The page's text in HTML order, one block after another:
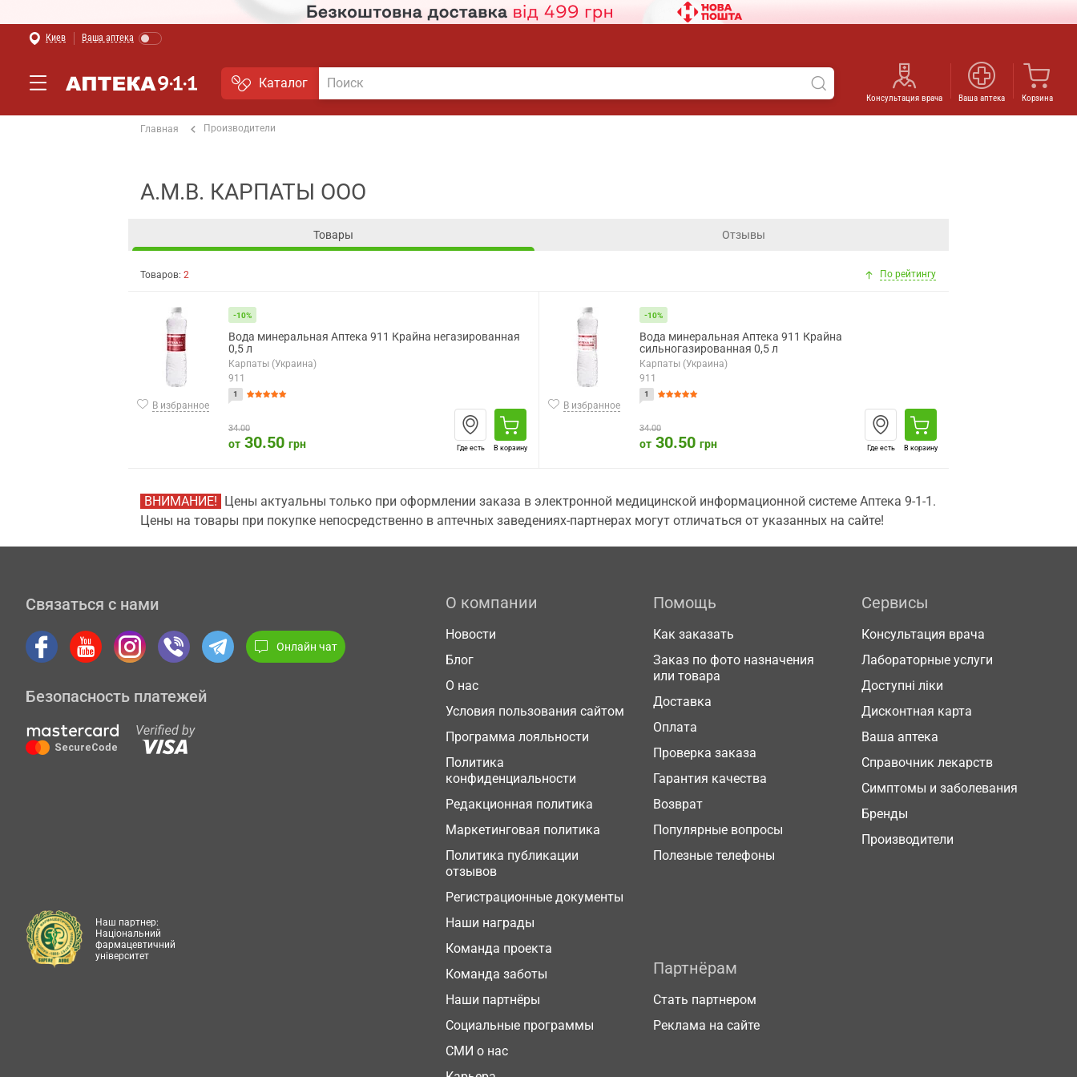
Киев Ваша аптека
Каталог
Консультация врача Ваша аптека Корзина
Главная Производители
А.М.В. КАРПАТЫ ООО
Товары Отзывы
Товаров: 2 По рейтингу
В избранное
-10%
Вода минеральная Аптека 911 Крайна негазированная
0,5 л
Карпаты (Украина)
911
1
34.00
от 30.50 грн Где есть В корзину
В избранное
-10%
Вода минеральная Аптека 911 Крайна
сильногазированная 0,5 л
Карпаты (Украина)
911
1
34.00
от 30.50 грн Где есть В корзину
ВНИМАНИЕ! Цены актуальны только при оформлении заказа в электронной медицинской информационной системе Аптека 9-1-1.
Цены на товары при покупке непосредственно в аптечных заведениях-партнерах могут отличаться от указанных на сайте!
Связаться с нами
Онлайн чат
Безопасность платежей
О компании
Новости
Блог
О нас
Условия пользования сайтом
Программа лояльности
Политика
конфиденциальности
Редакционная политика
Маркетинговая политика
Политика публикации
отзывов
Регистрационные документы
Наши награды
Команда проекта
Команда заботы
Наши партнёры
Социальные программы
СМИ о нас
Помощь
Как заказать
Заказ по фото назначения
или товара
Доставка
Оплата
Проверка заказа
Гарантия качества
Возврат
Популярные вопросы
Полезные телефоны
Сервисы
Консультация врача
Лабораторные услуги
Доступні ліки
Дисконтная карта
Ваша аптека
Справочник лекарств
Симптомы и заболевания
Бренды
Производители
Партнёрам
Стать партнером
Реклама на сайте
Наш партнер:
Національний
фармацевтичний
університет